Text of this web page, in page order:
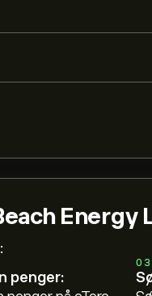
Energy
penger:
03